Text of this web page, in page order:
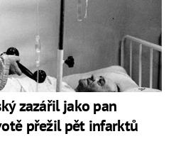
zazářil jako pan
přežil pět infarktů